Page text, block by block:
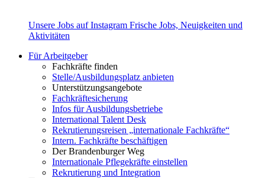
Unsere Jobs auf Instagram Frische Jobs, Neuigkeiten und
Aktivitäten
Für Arbeitgeber
Fachkräfte finden
Stelle/Ausbildungsplatz anbieten
Unterstützungsangebote
Fachkräftesicherung
Infos für Ausbildungsbetriebe
International Talent Desk
Rekrutierungsreisen „internationale Fachkräfte“
Intern. Fachkräfte beschäftigen
Der Brandenburger Weg
Internationale Pflegekräfte einstellen
Rekrutierung und Integration